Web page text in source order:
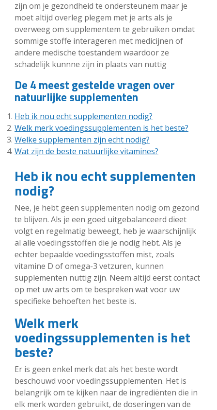
zijn om je gezondheid te ondersteunem maar je
moet altijd overleg plegem met je arts als je
overweeg om supplementem te gebruiken omdat
sommige stoffe interageren met medicijnen of
andere medische toestandem waardoor ze
schadelijk kunnne zijn in plaats van nuttig
De 4 meest gestelde vragen over
natuurlijke supplementen
Heb ik nou echt supplementen nodig?
Welk merk voedingssupplementen is het beste?
Welke supplementen zijn echt nodig?
Wat zijn de beste natuurlijke vitamines?
Heb ik nou echt supplementen
nodig?
Nee, je hebt geen supplementen nodig om gezond
te blijven. Als je een goed uitgebalanceerd dieet
volgt en regelmatig beweegt, heb je waarschijnlijk
al alle voedingsstoffen die je nodig hebt. Als je
echter bepaalde voedingsstoffen mist, zoals
vitamine D of omega-3 vetzuren, kunnen
supplementen nuttig zijn. Neem altijd eerst contact
op met uw arts om te bespreken wat voor uw
specifieke behoeften het beste is.
Welk merk
voedingssupplementen is het
beste?
Er is geen enkel merk dat als het beste wordt
beschouwd voor voedingssupplementen. Het is
belangrijk om te kijken naar de ingrediënten die in
elk merk worden gebruikt, de doseringen van de